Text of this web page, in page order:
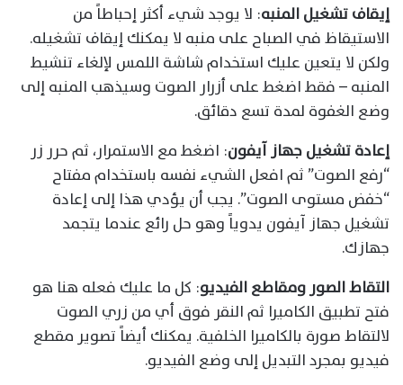
إيقاف تشغيل المنبه: لا يوجد شيء أكثر إحباطاً من
الاستيقاظ في الصباح على منبه لا يمكنك إيقاف تشغيله.
ولكن لا يتعين عليك استخدام شاشة اللمس لإلغاء تنشيط
المنبه – فقط اضغط على أزرار الصوت وسيذهب المنبه إلى
وضع الغفوة لمدة تسع دقائق.
إعادة تشغيل جهاز آيفون: اضغط مع الاستمرار، ثم حرر زر
“رفع الصوت” ثم افعل الشيء نفسه باستخدام مفتاح
“خفض مستوى الصوت”. يجب أن يؤدي هذا إلى إعادة
تشغيل جهاز آيفون يدوياً وهو حل رائع عندما يتجمد
جهازك.
التقاط الصور ومقاطع الفيديو: كل ما عليك فعله هنا هو
فتح تطبيق الكاميرا ثم النقر فوق أي من زري الصوت
لالتقاط صورة بالكاميرا الخلفية. يمكنك أيضاً تصوير مقطع
فيديو بمجرد التبديل إلى وضع الفيديو.